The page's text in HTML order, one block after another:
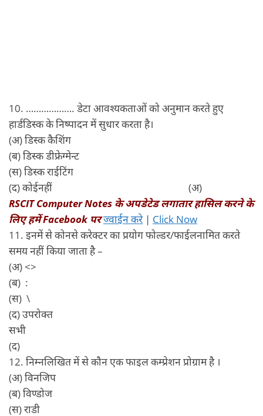
10. ………………. डेटा आवश्यकताओं को अनुमान करते हुए
हार्डडिस्क के निष्पादन में सुधार करता है।
(अ) डिस्क कैशिंग
(ब) डिस्क डीफ्रेग्मेन्ट
(स) डिस्क राईटिंग
(द) कोईनहीं (अ)
RSCIT Computer Notes के अपडेटेड लगातार हासिल करने के
लिए हमेंFacebook परज्वाईन करे| Click Now
11. इनमें से कोनसे करेक्टर का प्रयोग फोल्डर/फाईलनामित करते
समय नहीं किया जाता है –
(अ) <>
(ब) :
(स) \
(द) उपरोक्त
सभी
(द)
12. निम्नलिखित में से कौन एक फाइल कम्प्रेशन प्रोग्राम है ।
(अ) विनजिप
(ब) विण्डोज
(स) राडी